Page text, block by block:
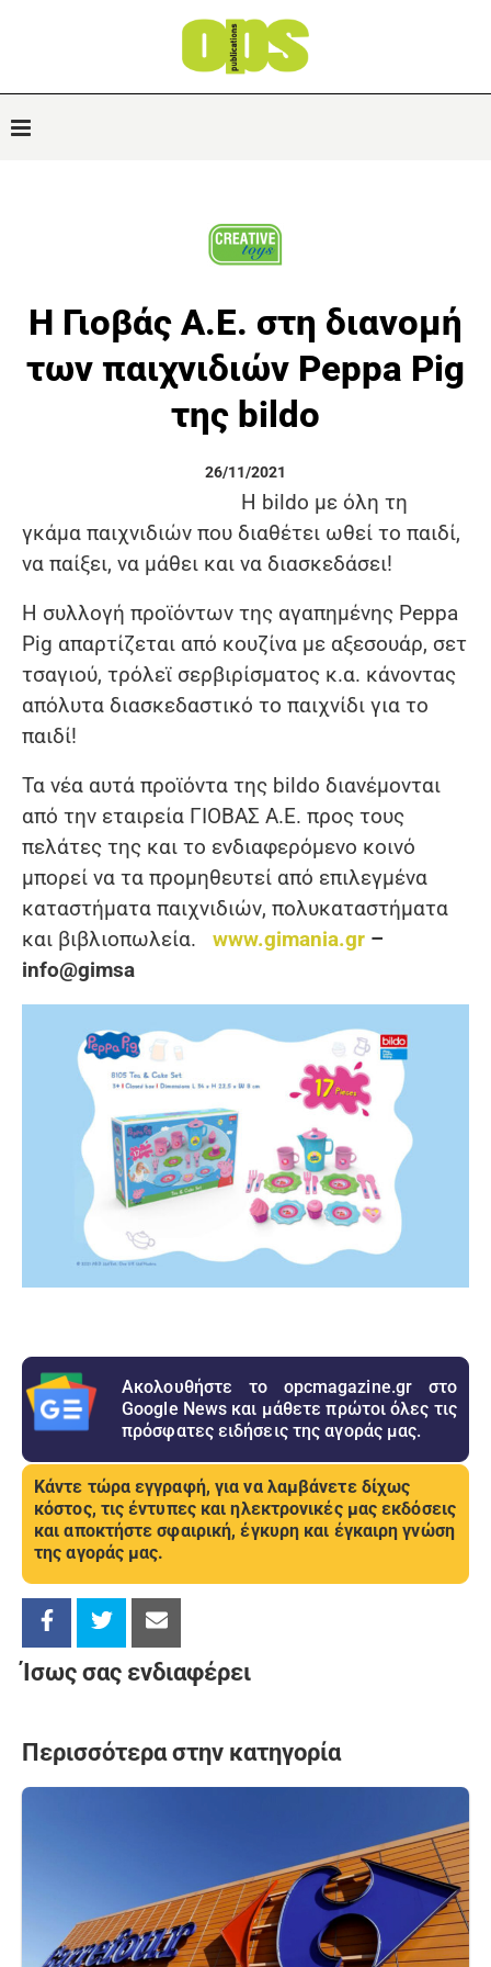
Η Γιοβάς Α.Ε. στη διανομή
των παιχνιδιών Peppa Pig
της bildo
26/11/2021
H bildo με όλη τη
γκάμα παιχνιδιών που διαθέτει ωθεί το παιδί,
να παίξει, να μάθει και να διασκεδάσει!
Η συλλογή προϊόντων της αγαπημένης Peppa
Pig απαρτίζεται από κουζίνα με αξεσουάρ, σετ
τσαγιού, τρόλεϊ σερβιρίσματος κ.α. κάνοντας
απόλυτα διασκεδαστικό το παιχνίδι για το
παιδί!
Τα νέα αυτά προϊόντα της bildo διανέμονται
από την εταιρεία ΓΙΟΒΑΣ Α.Ε. προς τους
πελάτες της και το ενδιαφερόμενο κοινό
μπορεί να τα προμηθευτεί από επιλεγμένα
καταστήματα παιχνιδιών, πολυκαταστήματα
και βιβλιοπωλεία. www.gimania.gr –
info@gimsa
Ακολουθήστε το opcmagazine.gr στο
Google News και μάθετε πρώτοι όλες τις
πρόσφατες ειδήσεις της αγοράς μας.
Κάντε τώρα εγγραφή, για να λαμβάνετε δίχως
κόστος, τις έντυπες και ηλεκτρονικές μας εκδόσεις
και αποκτήστε σφαιρική, έγκυρη και έγκαιρη γνώση
της αγοράς μας.
Ίσως σας ενδιαφέρει
Περισσότερα στην κατηγορία